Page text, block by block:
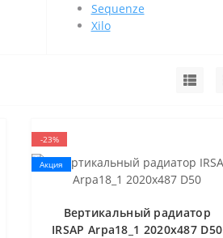
Sequenze
Xilo
-23%
Акция
Вертикальный радиатор
IRSAP Arpa18_1 2020x487 D50